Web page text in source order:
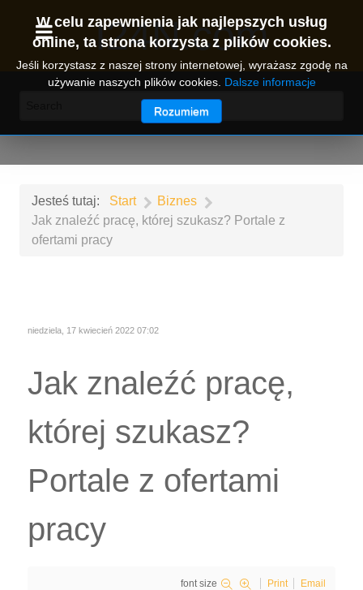
I24N.com
Jesteś tutaj: Start
Biznes
Jak znaleźć pracę, której szukasz? Portale z
ofertami pracy
niedziela, 17 kwiecień 2022 07:02
Jak znaleźć pracę,
której szukasz?
Portale z ofertami
pracy
font size Print Email
W celu zapewnienia jak najlepszych usług
online, ta strona korzysta z plików cookies.
Jeśli korzystasz z naszej strony internetowej, wyrażasz zgodę na
używanie naszych plików cookies. Dalsze informacje
Rozumiem